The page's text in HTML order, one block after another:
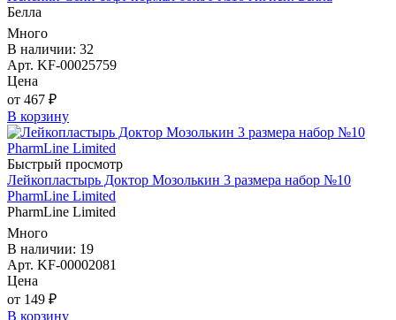
Белла
Много
В наличии: 32
Арт. KF-00025759
Цена
от 467 ₽
В корзину
Быстрый просмотр
Лейкопластырь Доктор Мозолькин 3 размера набор №10
PharmLine Limited
PharmLine Limited
Много
В наличии: 19
Арт. KF-00002081
Цена
от 149 ₽
В корзину